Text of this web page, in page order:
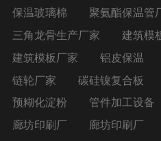
保温玻璃棉
聚氨酯保温管
三角龙骨生产厂家
建筑模
建筑模板厂家
铝皮保温
链轮厂家
碳硅镍复合板
预糊化淀粉
管件加工设备
廊坊印刷厂
廊坊印刷厂